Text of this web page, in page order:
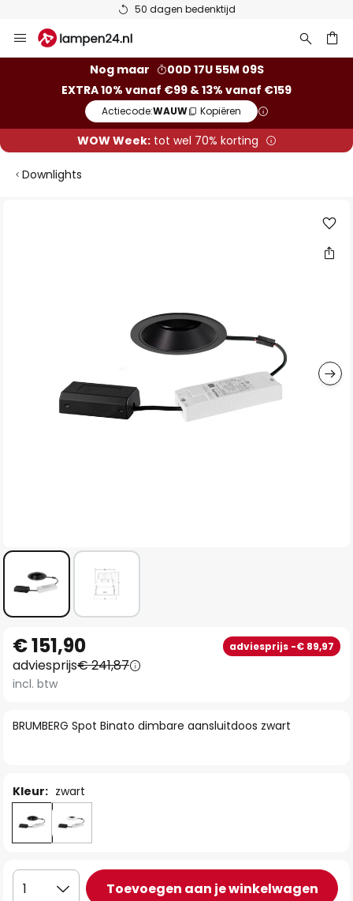
50 dagen bedenktijd
naar
Nog maar
00D 17U 55M 08S
EXTRA 10% vanaf €99 & 13% vanaf €159
Actiecode:WAUW Kopiëren
WOW Week:tot wel 70% korting
Downlights
naar
het
begin
de
BRUMBERG Spot Binato dimbare aansluitdoos zwart
€ 151,90 adviesprijs -€ 89,97
adviesprijs€ 241,87
incl. btw
Kleur: zwart
1 Toevoegen aan je winkelwagen